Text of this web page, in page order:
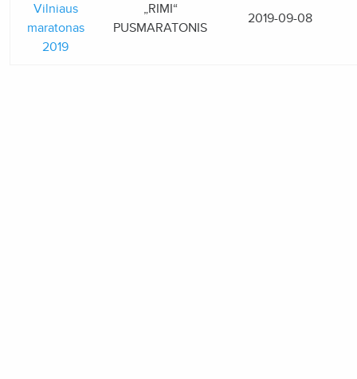
Vilniaus
maratonas
2019
„RIMI“
PUSMARATONIS
2019-09-08